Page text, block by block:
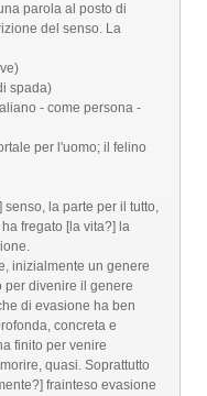
parola al posto di
del senso. La
spada)
- come persona -
per l'uomo; il felino
la parte per il tutto,
fregato [la vita?] la
inizialmente un genere
per divenire il genere
di evasione ha ben
concreta e
finito per venire
quasi. Soprattutto
frainteso evasione